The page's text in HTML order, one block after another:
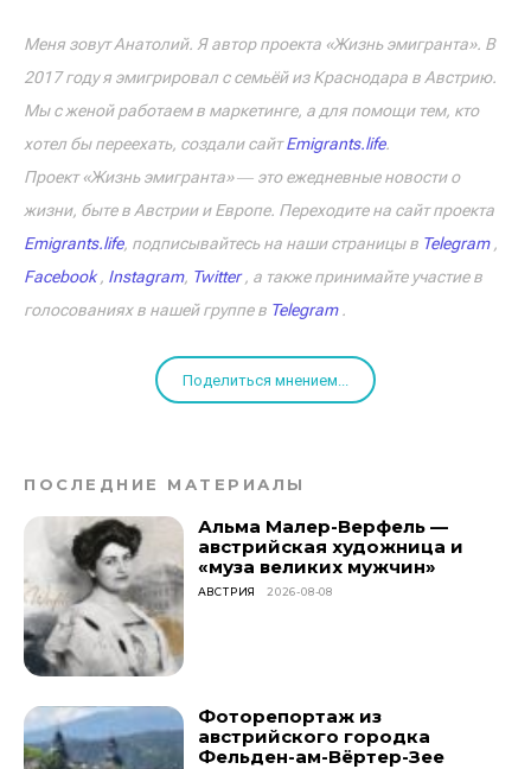
Меня зовут Анатолий. Я автор проекта «Жизнь эмигранта». В
2017 году я эмигрировал с семьёй из Краснодара в Австрию.
Мы с женой работаем в маркетинге, а для помощи тем, кто
хотел бы переехать, создали сайтEmigrants.life.
Проект «Жизнь эмигранта» ― это ежедневные новости о
жизни, быте в Австрии и Европе. Переходите на сайт проекта
Emigrants.life, подписывайтесь на наши страницы в Telegram,
Facebook, Instagram, Twitter, а также принимайте участие в
голосованиях в нашей группе в Telegram.
Поделиться мнением...
ПОСЛЕДНИЕ МАТЕРИАЛЫ
Альма Малер-Верфель —
австрийская художница и
«муза великих мужчин»
АВСТРИЯ 2026-08-08
Фоторепортаж из
австрийского городка
Фельден-ам-Вёртер-Зее